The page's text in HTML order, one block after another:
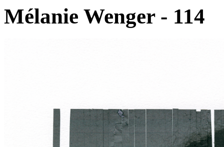
Mélanie Wenger - 114